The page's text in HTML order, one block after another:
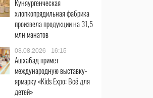
Куняургенческая
хлопкопрядильная фабрика
произвела продукции на 31,5
млн манатов
03.08.2026 - 16:15
Ашхабад примет
международную выставку-
ярмарку «Kids Expo: Всё для
детей»